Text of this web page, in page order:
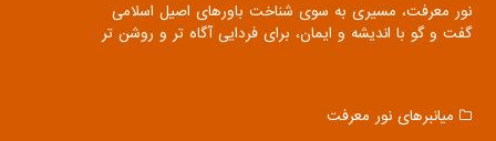
نور معرفت، مسیری به سوی شناخت باورهای اصیل اسلامی
گفت و گو با اندیشه و ایمان، برای فردایی آگاه تر و روشن تر
میانبرهای نور معرفت